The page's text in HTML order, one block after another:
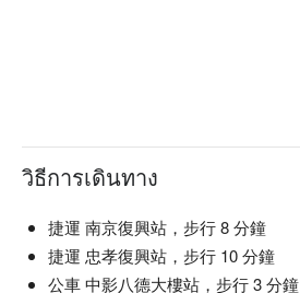
วิธีการเดินทาง
捷運 南京復興站，步行 8 分鐘
捷運 忠孝復興站，步行 10 分鐘
公車 中影八德大樓站，步行 3 分鐘